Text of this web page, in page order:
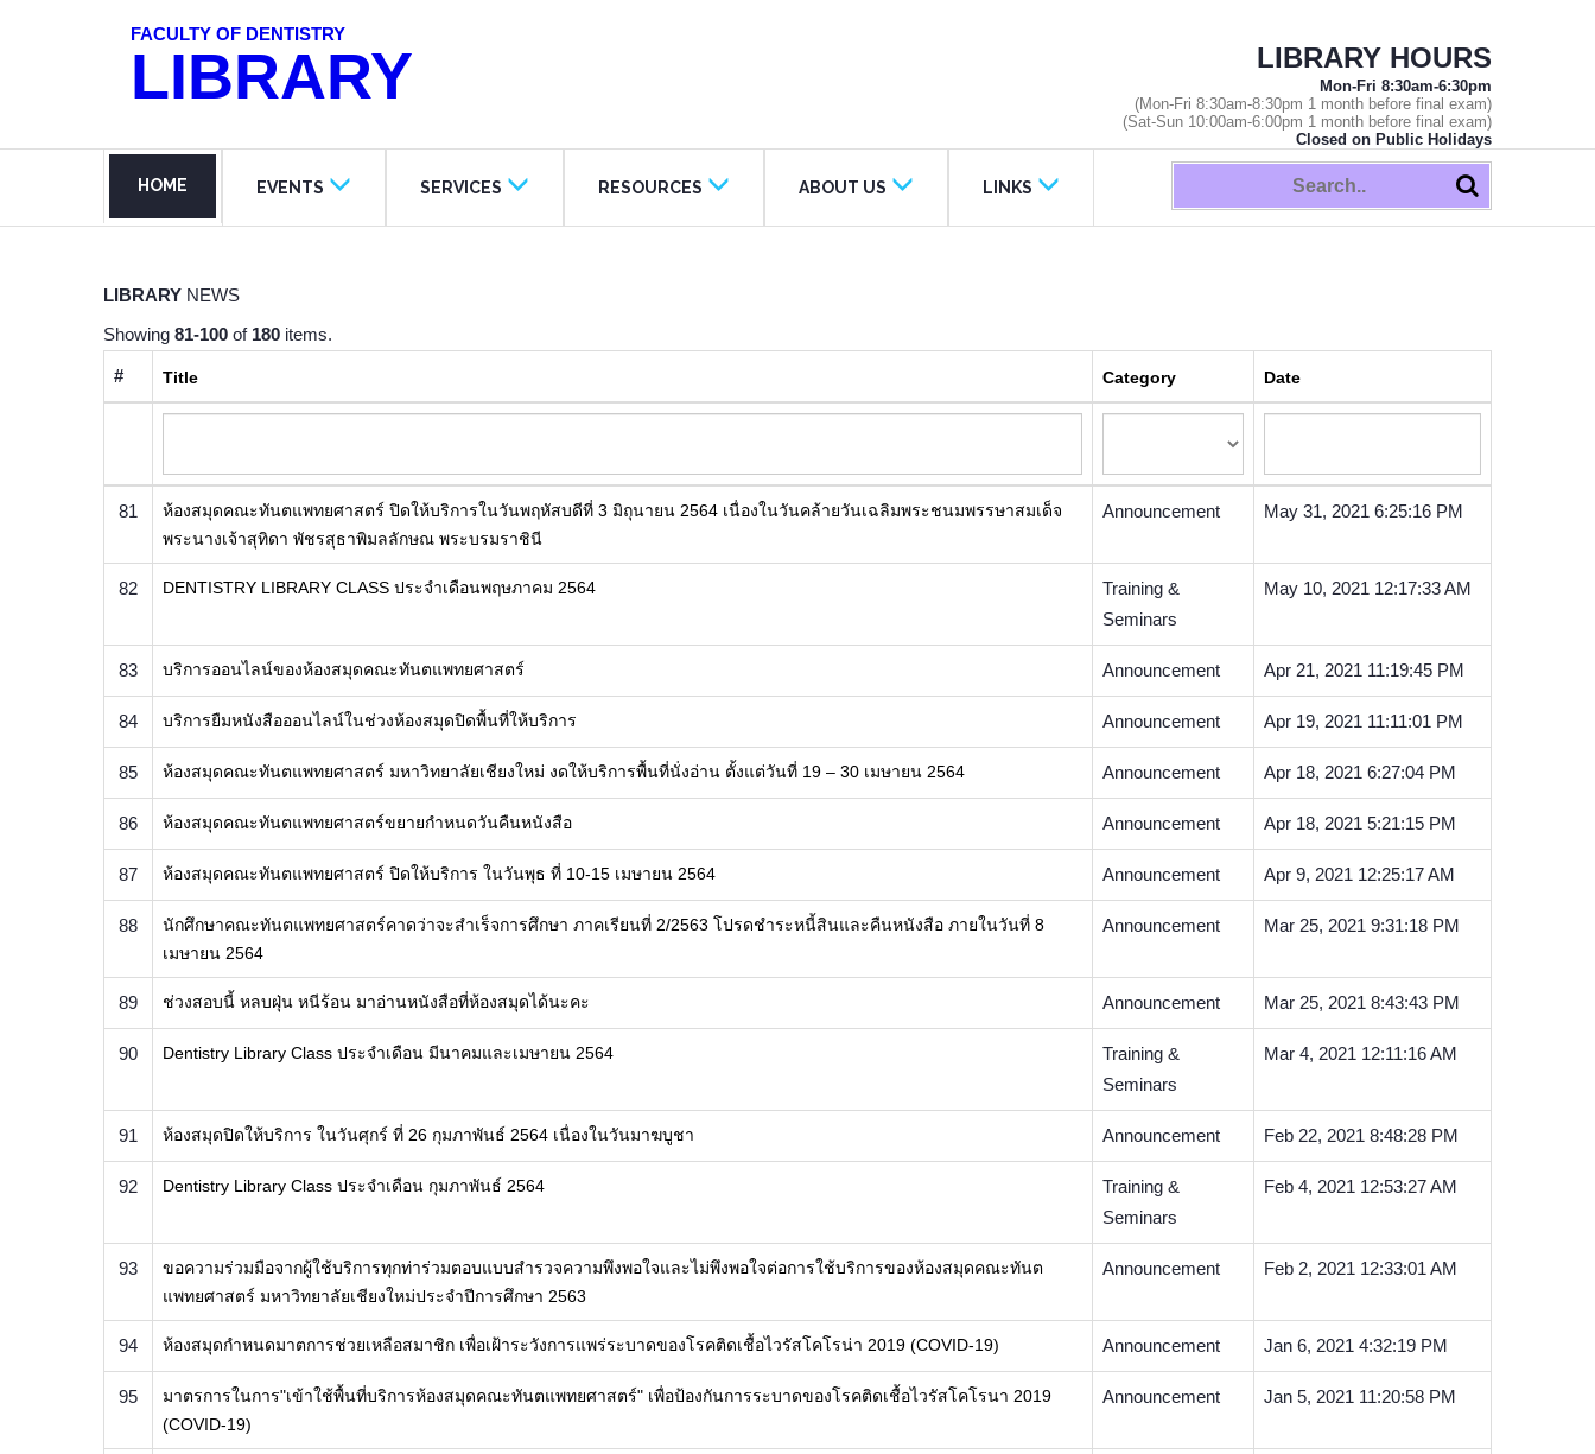
FACULTY OF DENTISTRY
LIBRARY LIBRARY HOURS
Mon-Fri 8:30am-6:30pm
(Mon-Fri 8:30am-8:30pm 1 month before final exam)
(Sat-Sun 10:00am-6:00pm 1 month before final exam)
Closed on Public Holidays
HOME EVENTS SERVICES RESOURCES ABOUT US LINKS
LIBRARY NEWS
Showing 81-100 of 180 items.
# Title Category Date
81
ห้องสมุดคณะทันตแพทยศาสตร์ ปิดให้บริการในวันพฤหัสบดีที่ 3 มิถุนายน 2564 เนื่องในวันคล้ายวันเฉลิมพระชนมพรรษาสมเด็จ
พระนางเจ้าสุทิดา พัชรสุธาพิมลลักษณ พระบรมราชินี
Announcement May 31, 2021 6:25:16 PM
82 DENTISTRY LIBRARY CLASS ประจำเดือนพฤษภาคม 2564
Training &
Seminars
May 10, 2021 12:17:33 AM
83 บริการออนไลน์ของห้องสมุดคณะทันตแพทยศาสตร์ Announcement Apr 21, 2021 11:19:45 PM
84 บริการยืมหนังสือออนไลน์ในช่วงห้องสมุดปิดพื้นที่ให้บริการ Announcement Apr 19, 2021 11:11:01 PM
85 ห้องสมุดคณะทันตแพทยศาสตร์ มหาวิทยาลัยเชียงใหม่ งดให้บริการพื้นที่นั่งอ่าน ตั้งแต่วันที่ 19 – 30 เมษายน 2564 Announcement Apr 18, 2021 6:27:04 PM
86 ห้องสมุดคณะทันตแพทยศาสตร์ขยายกำหนดวันคืนหนังสือ Announcement Apr 18, 2021 5:21:15 PM
87 ห้องสมุดคณะทันตแพทยศาสตร์ ปิดให้บริการ ในวันพุธ ที่ 10-15 เมษายน 2564 Announcement Apr 9, 2021 12:25:17 AM
88
นักศึกษาคณะทันตแพทยศาสตร์คาดว่าจะสำเร็จการศึกษา ภาคเรียนที่ 2/2563 โปรดชำระหนี้สินและคืนหนังสือ ภายในวันที่ 8
เมษายน 2564
Announcement Mar 25, 2021 9:31:18 PM
89 ​ช่วงสอบนี้ หลบฝุ่น หนีร้อน มาอ่านหนังสือที่ห้องสมุดได้นะคะ Announcement Mar 25, 2021 8:43:43 PM
90 Dentistry Library Class ประจำเดือน มีนาคมและเมษายน 2564
Training &
Seminars
Mar 4, 2021 12:11:16 AM
91 ห้องสมุดปิดให้บริการ ในวันศุกร์ ที่ 26 กุมภาพันธ์ 2564 เนื่องในวันมาฆบูชา Announcement Feb 22, 2021 8:48:28 PM
92 ​Dentistry Library Class ประจำเดือน กุมภาพันธ์ 2564
Training &
Seminars
Feb 4, 2021 12:53:27 AM
93
ขอความร่วมมือจากผู้ใช้บริการทุกท่าร่วมตอบแบบสำรวจความพึงพอใจและไม่พึงพอใจต่อการใช้บริการของห้องสมุดคณะทันต
แพทยศาสตร์ มหาวิทยาลัยเชียงใหม่ประจำปีการศึกษา 2563
Announcement Feb 2, 2021 12:33:01 AM
94 ​ห้องสมุดกำหนดมาตการช่วยเหลือสมาชิก เพื่อเฝ้าระวังการแพร่ระบาดของโรคติดเชื้อไวรัสโคโรน่า 2019 (COVID-19) Announcement Jan 6, 2021 4:32:19 PM
95
​มาตรการในการ"เข้าใช้พื้นที่บริการห้องสมุดคณะทันตแพทยศาสตร์" เพื่อป้องกันการระบาดของโรคติดเชื้อไวรัสโคโรนา 2019
(COVID-19)
Announcement Jan 5, 2021 11:20:58 PM